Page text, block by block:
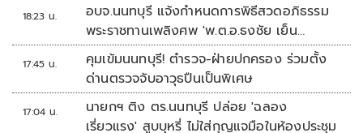
18:23 น.
อบจ.นนทบุรี แจ้งกำหนดการพิธีสวดอภิธรรม
พระราชทานเพลิงศพ 'พ.ต.อ.ธงชัย เย็น
ประเสริฐ'
17:45 น.
คุมเข้มนนทบุรี! ตำรวจ-ฝ่ายปกครอง ร่วมตั้ง
ด่านตรวจจับอาวุธปืนเป็นพิเศษ
17:04 น.
นายกฯ ติง ตร.นนทบุรี ปล่อย 'ฉลอง
เรี่ยวแรง' สูบบุหรี่ ไม่ใส่กุญแจมือในห้องประชุม